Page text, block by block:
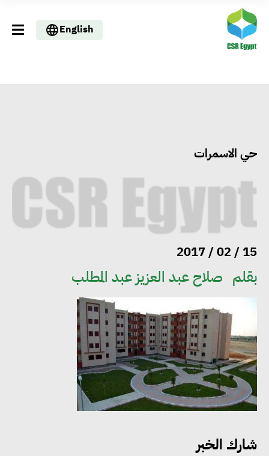
English
حي الاسمرات
15 / 02 / 2017
بقلم صلاح عبد العزيز عبد المطلب
شارك الخبر
وزيرا التخطيط والبترول يبحثان
تعزيز أمن الطاقة وزيادة الإنتاج
والاستثمارات ضمن خطة التنمية
«التضامن» تتعامل مع 552 بلاغًا
خلال يوليو.. إنقاذ كبار بلا مأوى ولم
شمل مواطن بأسرته وحماية سيدة
مسنة
«التضامن» تطلق مبادرة «بكرة
المدرسة.. الخير في مصر» لتوفير